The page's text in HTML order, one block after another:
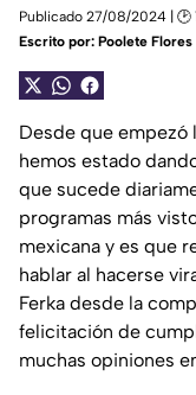
Publicado 27/08/2024 | 🕑
Escrito por: Poolete Flores
Desde que empezó
hemos estado
que sucede
programas más
mexicana y es que
hablar al hacerse
Ferka desde la
felicitación de
muchas opiniones